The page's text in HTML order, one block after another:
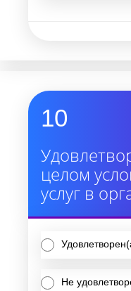
10
целом
услуг в
Не